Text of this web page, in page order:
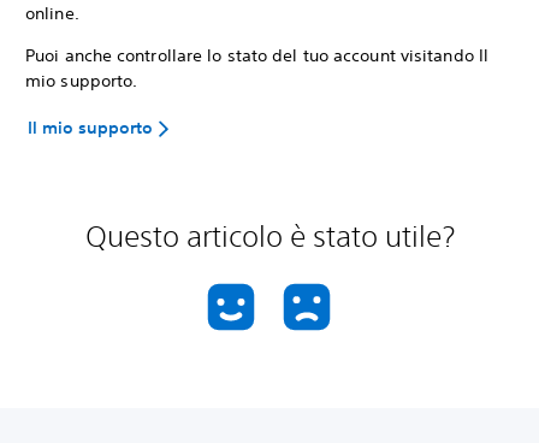
online.
Puoi anche controllare lo stato del tuo account visitando Il
mio supporto.
Il mio supporto
Questo articolo è stato utile?